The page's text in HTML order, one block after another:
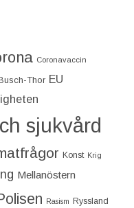
Coronavaccin
Thor EU
sjukvård
Konst Krig
Mellanöstern
Rasism Ryssland